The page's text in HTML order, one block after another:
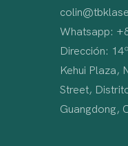
Whatsapp:
Dirección:
Kehui Plaza,
Street,
Guangdong,